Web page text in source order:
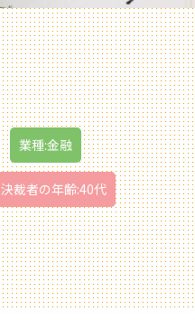
業種:金融
決裁者の年齢:40代